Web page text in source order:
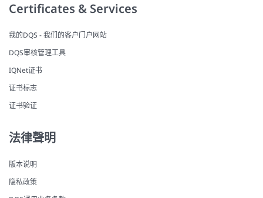
Certificates & Services
我的DQS - 我们的客户门户网站
DQS审核管理工具
IQNet证书
证书标志
证书验证
法律聲明
版本说明
隐私政策